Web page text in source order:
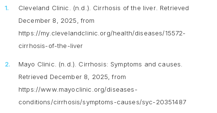
Cleveland Clinic. (n.d.). Cirrhosis of the liver. Retrieved
December 8, 2025, from
https://my.clevelandclinic.org/health/diseases/15572-
cirrhosis-of-the-liver
Mayo Clinic. (n.d.). Cirrhosis: Symptoms and causes
Retrieved December 8, 2025, from
https://www.mayoclinic.org/diseases-
conditions/cirrhosis/symptoms-causes/syc-20351487